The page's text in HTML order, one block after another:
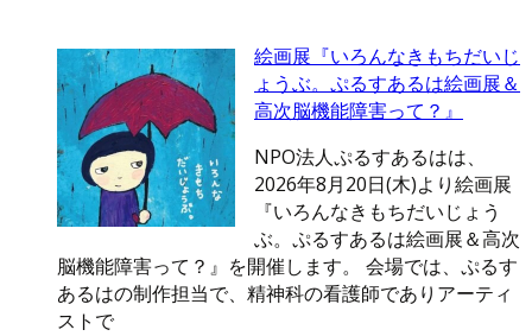
絵画展『いろんなきもちだいじ
ょうぶ。ぷるすあるは絵画展＆
高次脳機能障害って？』
NPO法人ぷるすあるはは、
2026年8月20日(木)より絵画展
『いろんなきもちだいじょう
ぶ。ぷるすあるは絵画展＆高次
脳機能障害って？』を開催します。 会場では、ぷるす
あるはの制作担当で、精神科の看護師でありアーティ
ストで